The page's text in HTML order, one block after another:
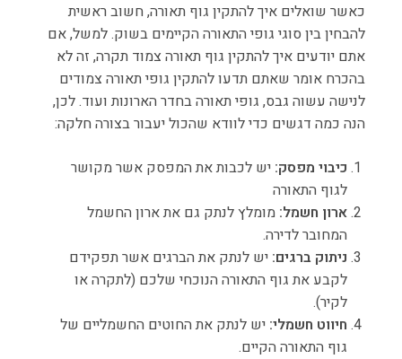
כאשר שואלים איך להתקין גוף תאורה, חשוב ראשית
להבחין בין סוגי גופי התאורה הקיימים בשוק. למשל, אם
אתם יודעים איך להתקין גוף תאורה צמוד תקרה, זה לא
בהכרח אומר שאתם תדעו להתקין גופי תאורה צמודים
לנישה עשוה גבס, גופי תאורה בחדר הארונות ועוד. לכן,
הנה כמה דגשים כדי לוודא שהכול יעבור בצורה חלקה:
כיבוי מפסק: יש לכבות את המפסק אשר מקושר
לגוף התאורה
ארון חשמל: מומלץ לנתק גם את ארון החשמל
המחובר לדירה.
ניתוק ברגים: יש לנתק את הברגים אשר תפקידם
לקבע את גוף התאורה הנוכחי שלכם (לתקרה או
לקיר).
חיווט חשמלי: יש לנתק את החוטים החשמליים של
גוף התאורה הקיים.